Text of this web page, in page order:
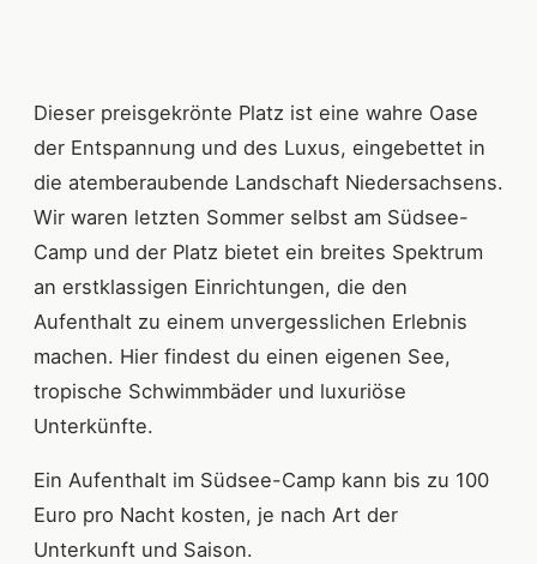
Dieser preisgekrönte Platz ist eine wahre Oase
der Entspannung und des Luxus, eingebettet in
die atemberaubende Landschaft Niedersachsens.
Wir waren letzten Sommer selbst am Südsee-
Camp und der Platz bietet ein breites Spektrum
an erstklassigen Einrichtungen, die den
Aufenthalt zu einem unvergesslichen Erlebnis
machen. Hier findest du einen eigenen See,
tropische Schwimmbäder und luxuriöse
Unterkünfte.
Ein Aufenthalt im Südsee-Camp kann bis zu 100
Euro pro Nacht kosten, je nach Art der
Unterkunft und Saison.